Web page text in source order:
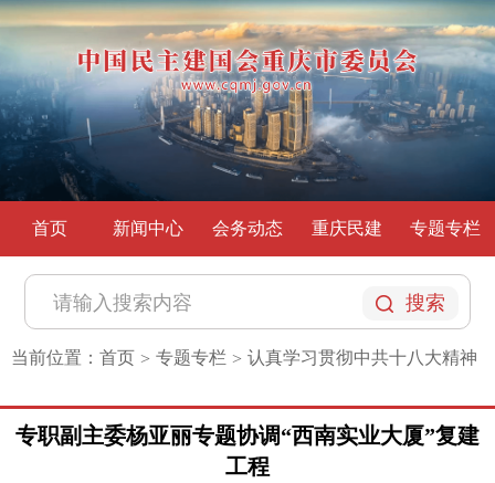
首页 新闻中心 会务动态 重庆民建 专题专栏
搜索
当前位置： 首页 > 专题专栏 > 认真学习贯彻中共十八大精神
专职副主委杨亚丽专题协调“西南实业大厦”复建
工程